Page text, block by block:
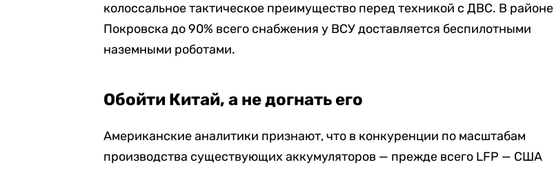
колоссальное тактическое преимущество перед техникой с ДВС. В районе
Покровска до 90% всего снабжения у ВСУ доставляется беспилотными
наземными роботами.
Обойти Китай, а не догнать его
Американские аналитики признают, что в конкуренции по масштабам
производства существующих аккумуляторов — прежде всего LFP — США